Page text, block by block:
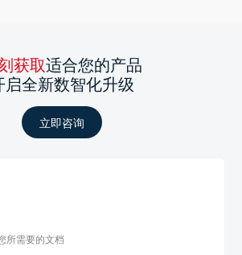
获取适合您的产品
启全新数智化升级
立即咨询
所需要的文档